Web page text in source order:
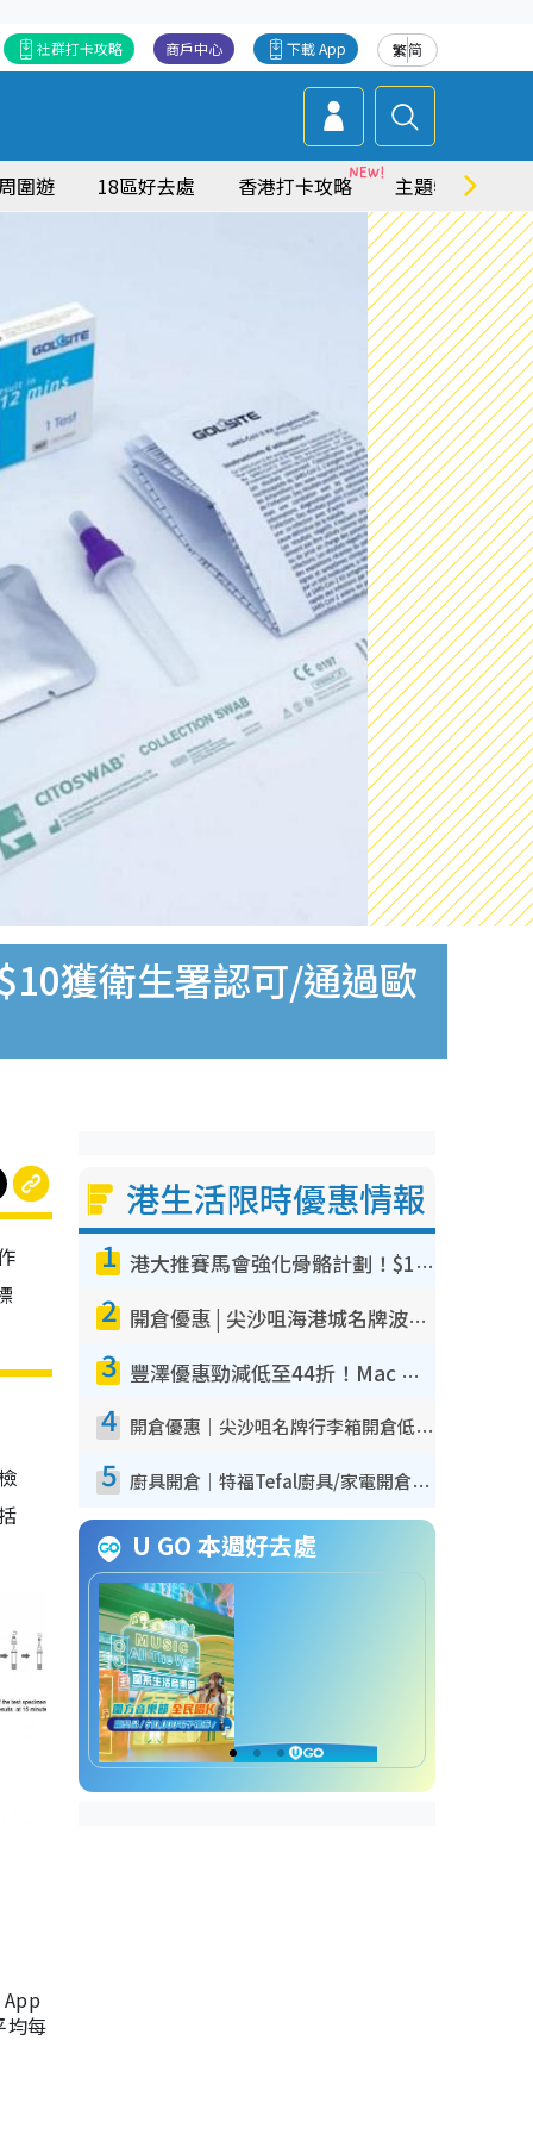
繁简
下載 App
商戶中心
社群打卡攻略
圍遊 18區好去處 香港打卡攻略 主題特集
獲衛生署認可/通過歐
均每
港生活限時優惠情報
1 港大推賽馬會強化骨骼計劃！$100骨質密度X光檢查 完成免費運動訓練送超市禮券！附參加資格
2 開倉優惠 | 尖沙咀海港城名牌波鞋開倉低至1折！On鞋$899起／Joy&Peace鞋履$98起
3 豐澤優惠勁減低至44折！Mac mini/iPhone17Pro大減價！廚房家電$220起
4 開倉優惠｜尖沙咀名牌行李箱開倉低至4折！一連5日 American Tourister/ace./Hallmark $200起！
5 廚具開倉｜特福Tefal廚具/家電開倉低至3折！$220起買平底鍋/炒鑊/湯煲！電飯煲/吸塵機/燙斗$418起
U GO 本週好去處